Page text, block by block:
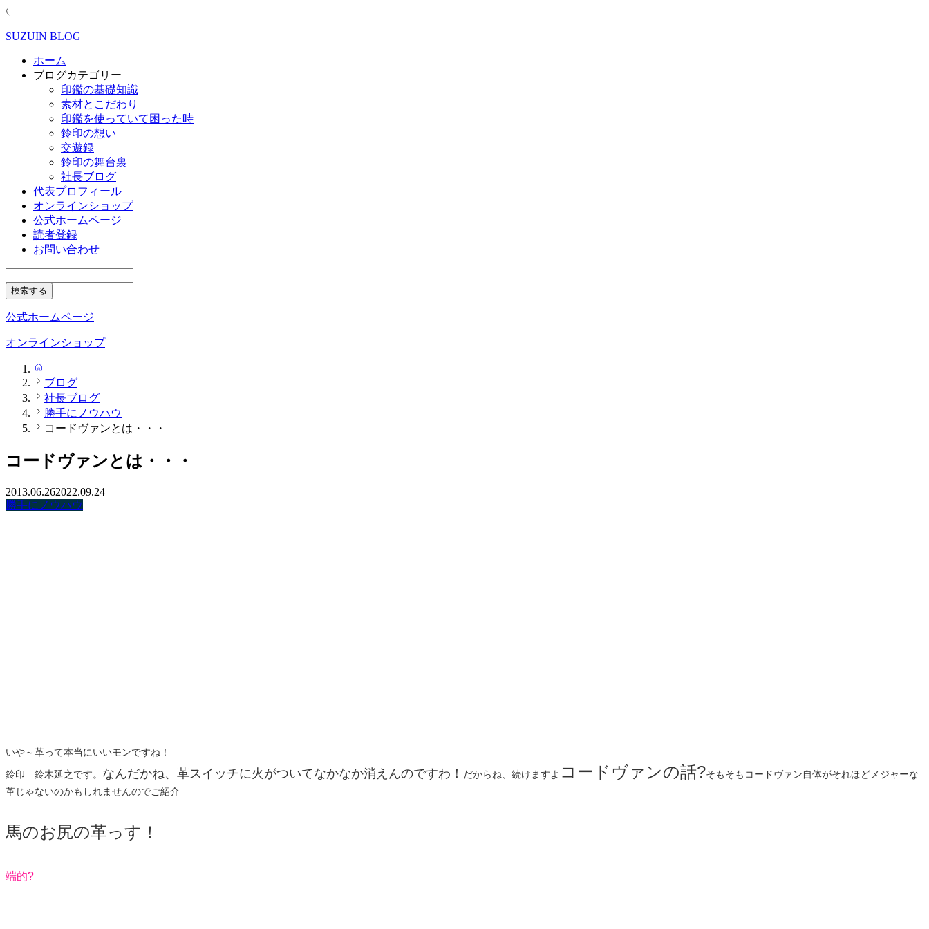
SUZUIN BLOG
ホーム
ブログカテゴリー
印鑑の基礎知識
素材とこだわり
印鑑を使っていて困った時
鈴印の想い
交遊録
鈴印の舞台裏
社長ブログ
代表プロフィール
オンラインショップ
公式ホームページ
読者登録
お問い合わせ
公式ホームページ
オンラインショップ
ブログ
社長ブログ
勝手にノウハウ
コードヴァンとは・・・
コードヴァンとは・・・
2013.06.262022.09.24
勝手にノウハウ
いや～革って本当にいいモンですね！
鈴印 鈴木延之です。 なんだかね、革スイッチに火がついてなかなか消えんのですわ！ だからね、続けますよ コードヴァンの話?そもそもコードヴァン自体がそれほどメジャーな
革じゃないのかもしれませんのでご紹介
馬のお尻の革っす！
端的?